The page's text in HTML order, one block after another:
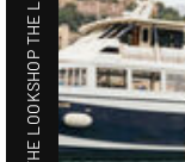
SHOP THE LOOK